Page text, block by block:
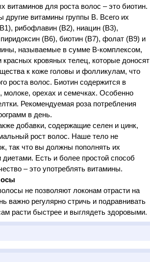
витаминов для роста волос – это биотин.
другие витамины группы В. Всего их
рибофлавин (В2), ниацин (В3),
(В6), биотин (В7), фолат (В9) и
называемые в сумме В-комплексом,
красных кровяных телец, которые доносят
к коже головы и фолликулам, что
роста волос. Биотин содержится в
молоке, орехах и семечках. Особенно
Рекомендуемая роза потребления
в день.
добавки, содержащие селен и цинк,
рост волос. Наше тело не
так что вы должны пополнять их
Есть и более простой способ
– это употреблять витамины.
не позволяют локонам отрасти на
важно регулярно стричь и подравнивать
расти быстрее и выглядеть здоровыми.